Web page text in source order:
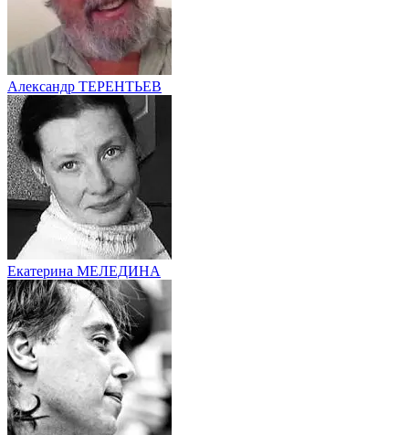
Александр ТЕРЕНТЬЕВ
Екатерина МЕЛЕДИНА